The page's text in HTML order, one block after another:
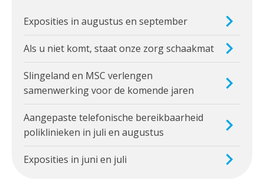
Exposities in augustus en september
Als u niet komt, staat onze zorg schaakmat
Slingeland en MSC verlengen
samenwerking voor de komende jaren
Aangepaste telefonische bereikbaarheid
poliklinieken in juli en augustus
Exposities in juni en juli